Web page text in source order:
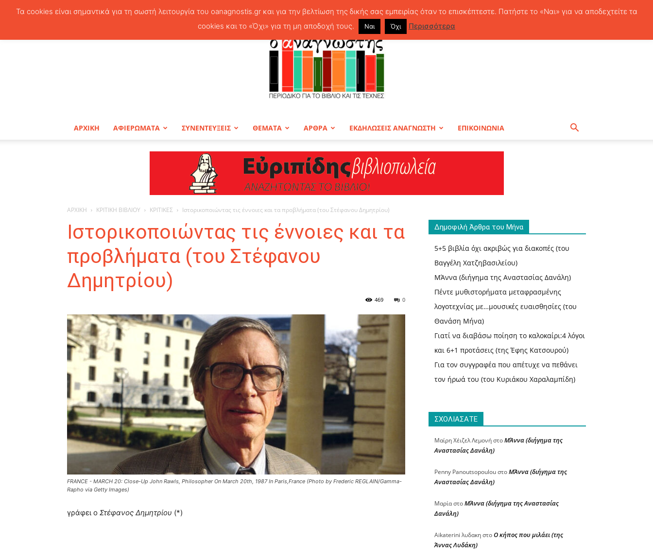
Κυριακή, 9 Αυγούστου, 2026
Ο
ΓΙΑ
ΑΡΧΙΚΗ ΑΦΙΕΡΩΜΑΤΑ ΣΥΝΕΝΤΕΥΞΕΙΣ ΘΕΜΑΤΑ ΑΡΘΡΑ ΕΚΔΗΛΩΣΕΙΣ ΑΝΑΓΝΩΣΤΗ ΕΠΙΚΟΙΝΩΝΙΑ
ΑΡΧΙΚΗ ΚΡΙΤΙΚΗ ΒΙΒΛΙΟΥ ΚΡΙΤΙΚΕΣ Ιστορικοποιώντας τις έννοιες και τα προβλήματα (του Στέφανου Δημητρίου)
Ιστορικοποιώντας τις έννοιες και τα
προβλήματα (του Στέφανου
Δημητρίου)
0
469
FRANCE - MARCH 20: Close-Up John Rawls, Philosopher On March 20th, 1987 In Paris,France (Photo by Frederic REGLAIN/Gamma-
Rapho via Getty Images)
γράφει ο Στέφανος Δημητρίου (*)
Δημοφιλή Άρθρα του Μήνα
5+5 βιβλία όχι ακριβώς για διακοπές (του
Βαγγέλη Χατζηβασιλείου)
ΜΆννα (διήγημα της Αναστασίας Δανάλη)
Πέντε μυθιστορήματα μεταφρασμένης
λογοτεχνίας με…μουσικές ευαισθησίες (του
Θανάση Μήνα)
Γιατί να διαβάσω ποίηση το καλοκαίρι:4 λόγοι
και 6+1 προτάσεις (της Έφης Κατσουρού)
Για τον συγγραφέα που απέτυχε να πεθάνει
τον ήρωά του (του Κυριάκου Χαραλαμπίδη)
ΣΧΟΛΙΑΣΑΤΕ
Μαίρη Χέιζελ ΛεμονήστοΜΆννα (διήγημα της
Αναστασίας Δανάλη)
Penny PanoutsopoulouστοΜΆννα (διήγημα της
Αναστασίας Δανάλη)
ΜαρίαστοΜΆννα (διήγημα της Αναστασίας
Δανάλη)
Aikaterini λυδακηστοΟ κήπος που μιλάει (της
Άννας Λυδάκη)
Τα cookies είναι σημαντικά για τη σωστή λειτουργία του oanagnostis.gr και για την βελτίωση της δικής σας εμπειρίας όταν το επισκέπτεστε. Πατήστε το «Ναι» για να αποδεχτείτε τα
cookies και το «Όχι» για τη μη αποδοχή τους.
Ναι Όχι Περισσότερα